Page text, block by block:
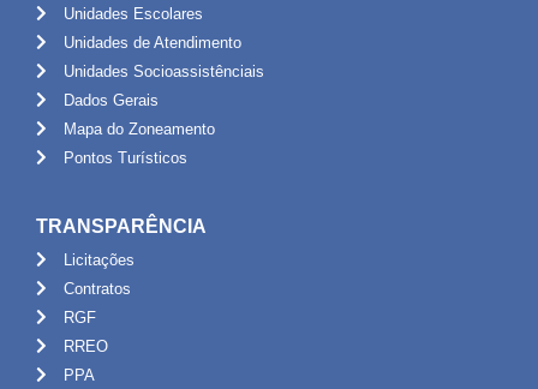
Unidades Escolares
Unidades de Atendimento
Unidades Socioassistênciais
Dados Gerais
Mapa do Zoneamento
Pontos Turísticos
TRANSPARÊNCIA
Licitações
Contratos
RGF
RREO
PPA